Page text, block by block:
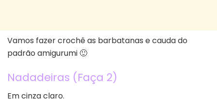
Vamos fazer crochê as barbatanas e cauda do
padrão amigurumi 🙂
Nadadeiras (Faça 2)
Em cinza claro.